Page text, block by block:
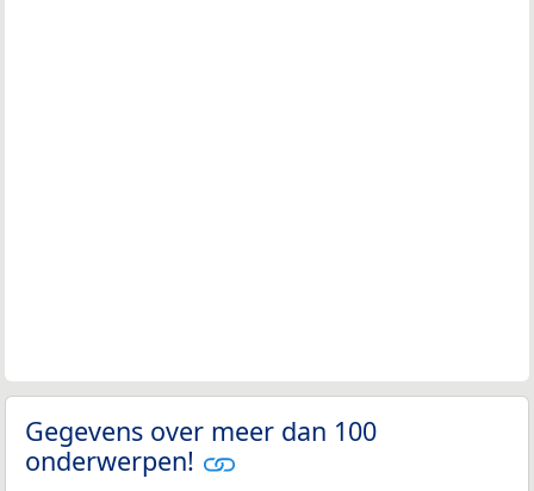
Gegevens over meer dan 100
onderwerpen!